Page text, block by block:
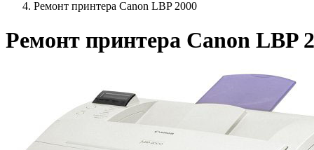
Ремонт принтера Canon LBP 2000
Ремонт принтера Canon LBP